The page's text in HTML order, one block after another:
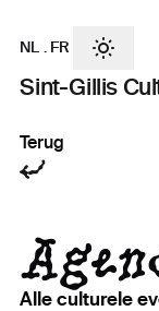
Sint-Gillis
NL . FR
Terug
Alle culturele